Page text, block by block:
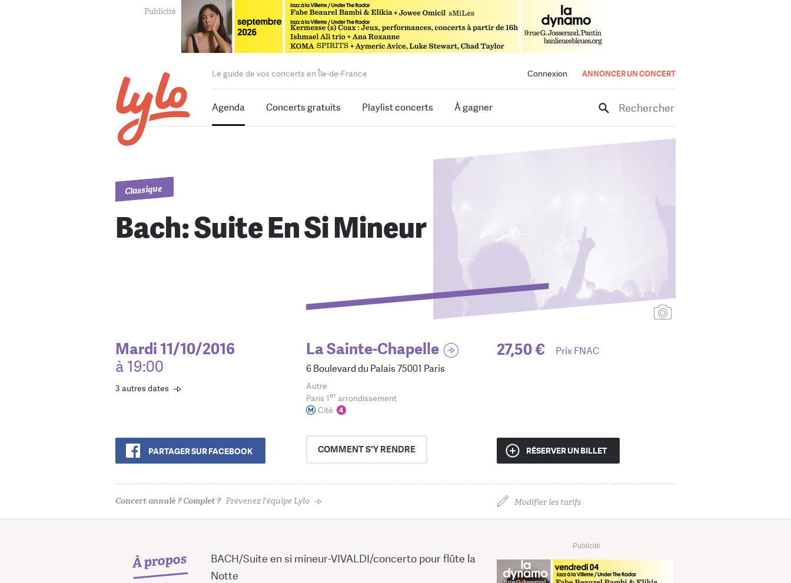
Connexion ANNONCER UN CONCERT
Le guide de vos concerts en Île-de-France
Agenda Concerts gratuits Playlist concerts À gagner Rechercher
Classique
Bach: Suite En Si Mineur
Mardi 11/10/2016
à 19:00
3 autres dates
PARTAGER SUR FACEBOOK
La Sainte-Chapelle
6 Boulevard du Palais 75001 Paris
Autre
Paris 1erarrondissement
Cité
COMMENTS'Y RENDRE
27,50 € Prix FNAC
RÉSERVER UN BILLET
Concert annulé ? Complet ? Prévenez l'équipe Lylo Modifier les tarifs
À propos
Publicité
BACH/Suite en si mineur-VIVALDI/concerto pour flûte la
Notte